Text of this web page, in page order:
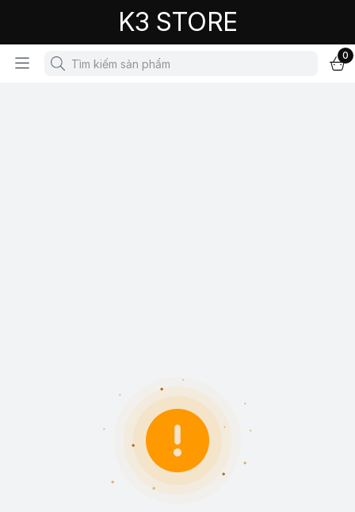
K3 STORE
0